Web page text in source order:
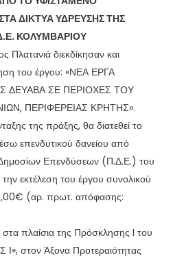
ΔΙΚΤΥΑ ΥΔΡΕΥΣΗΣ ΤΗΣ
ΚΟΛΥΜΒΑΡΙΟΥ
διεκδίκησαν και
του έργου: «ΝΕΑ ΕΡΓΑ
ΣΕ ΠΕΡΙΟΧΕΣ ΤΟΥ
ΠΕΡΙΦΕΡΕΙΑΣ ΚΡΗΤΗΣ».
της πράξης, θα διατεθεί το
επενδυτικού δανείου από
Επενδύσεων (Π.Δ.Ε.) του
εκτέλεση του έργου συνολικού
(αρ. πρωτ. απόφασης:
πλαίσια της Πρόσκλησης I του
στον Άξονα Προτεραιότητας